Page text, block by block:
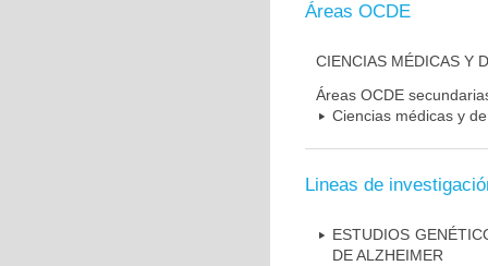
Áreas OCDE
CIENCIAS MÉDICAS Y
Áreas OCDE
Ciencias médicas y
Lineas de
ESTUDIOS
DE ALZHEIMER